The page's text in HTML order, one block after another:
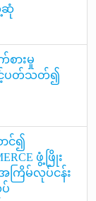
ဆုံ
ားမှု
င့်ပတ်သတ်၍
င်၍
ဖွံ့ဖြိုး
ြိမ်လုပ်ငန်း